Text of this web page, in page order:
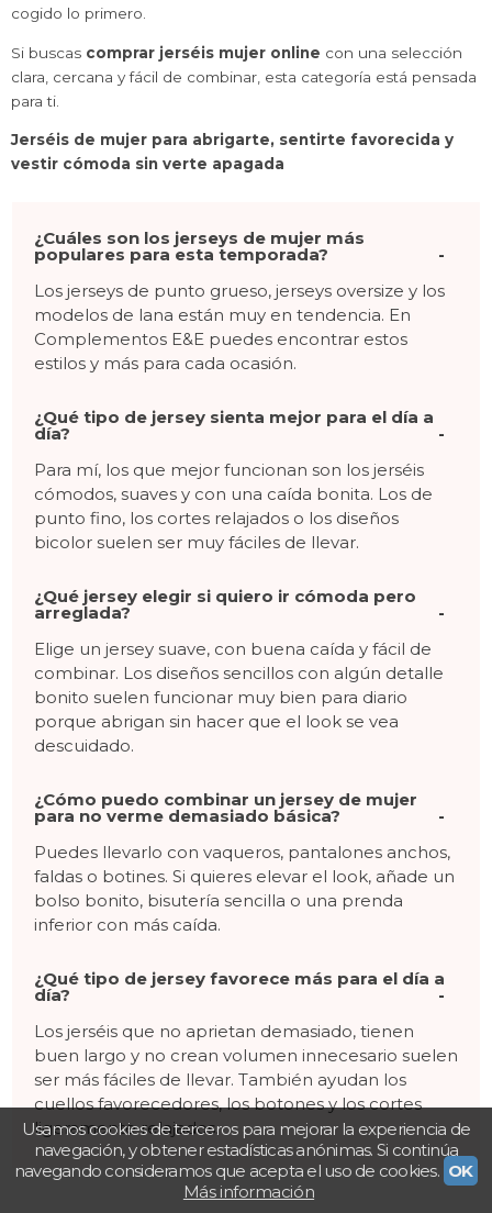
cogido lo primero.
Si buscas comprar jerséis mujer online con una selección
clara, cercana y fácil de combinar, esta categoría está pensada
para ti.
Jerséis de mujer para abrigarte, sentirte favorecida y
vestir cómoda sin verte apagada
¿Cuáles son los jerseys de mujer más
populares para esta temporada?
Los jerseys de punto grueso, jerseys oversize y los
modelos de lana están muy en tendencia. En
Complementos E&E puedes encontrar estos
estilos y más para cada ocasión.
¿Qué tipo de jersey sienta mejor para el día a
día?
Para mí, los que mejor funcionan son los jerséis
cómodos, suaves y con una caída bonita. Los de
punto fino, los cortes relajados o los diseños
bicolor suelen ser muy fáciles de llevar.
¿Qué jersey elegir si quiero ir cómoda pero
arreglada?
Elige un jersey suave, con buena caída y fácil de
combinar. Los diseños sencillos con algún detalle
bonito suelen funcionar muy bien para diario
porque abrigan sin hacer que el look se vea
descuidado.
¿Cómo puedo combinar un jersey de mujer
para no verme demasiado básica?
Puedes llevarlo con vaqueros, pantalones anchos,
faldas o botines. Si quieres elevar el look, añade un
bolso bonito, bisutería sencilla o una prenda
inferior con más caída.
¿Qué tipo de jersey favorece más para el día a
día?
Los jerséis que no aprietan demasiado, tienen
buen largo y no crean volumen innecesario suelen
ser más fáciles de llevar. También ayudan los
cuellos favorecedores, los botones y los cortes
ligeramente relajados.
Usamos cookies de terceros para mejorar la experiencia de
navegación, y obtener estadísticas anónimas. Si continúa
navegando consideramos que acepta el uso de cookies. OK
Más información